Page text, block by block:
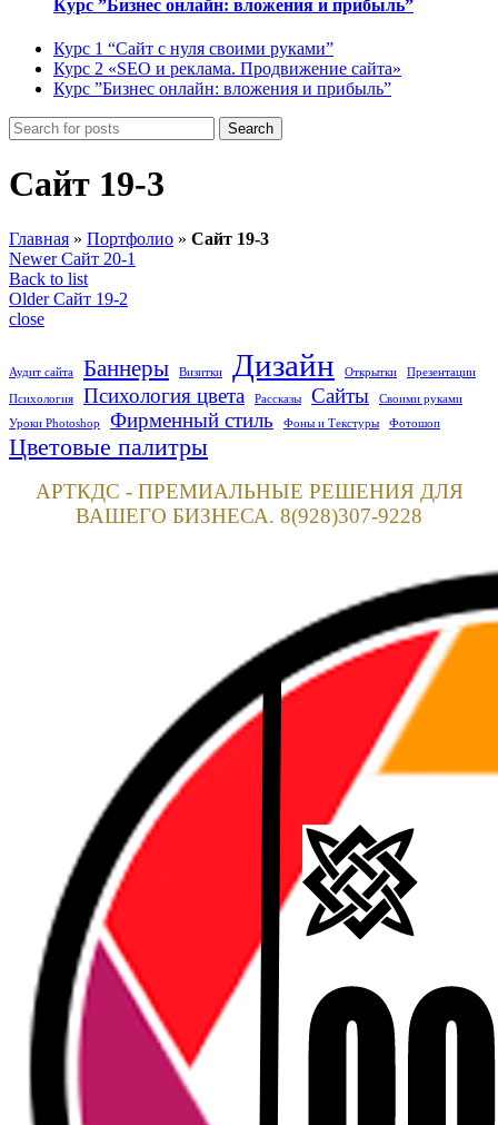
Курс ”Бизнес онлайн: вложения и прибыль”
Курс 1 “Сайт с нуля своими руками”
Курс 2 «SEO и реклама. Продвижение сайта»
Курс ”Бизнес онлайн: вложения и прибыль”
Search
Сайт 19-3
Главная » Портфолио » Сайт 19-3
Newer Сайт 20-1
Back to list
Older Сайт 19-2
close
Аудит сайта Баннеры Визитки Дизайн Открытки Презентации
Психология Психология цвета Рассказы Сайты
Своими руками
Уроки Photoshop
Фирменный стиль Фоны и Текстуры Фотошоп
Цветовые палитры
АРТКДС - ПРЕМИАЛЬНЫЕ РЕШЕНИЯ ДЛЯ
ВАШЕГО БИЗНЕСА. 8(928)307-9228